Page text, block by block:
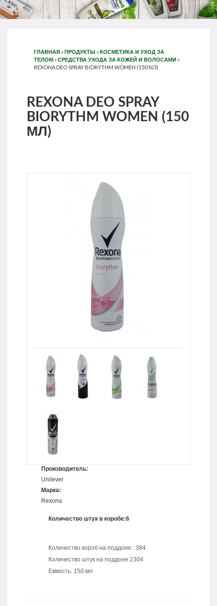
ГЛАВНАЯ »ПРОДУКТЫ »КОСМЕТИКА И УХОД ЗА
ТЕЛОМ »СРЕДСТВА УХОДА ЗА КОЖЕЙ И ВОЛОСАМИ »
REXONA DEO SPRAY BIORYTHM WOMEN (150 МЛ)
REXONA DEO SPRAY
BIORYTHM WOMEN (150
МЛ)
Производитель:
Unilever
Марка:
Rexona
Количество штук в коробе:6
Количество короб на поддоне : 384
Количество штук на поддоне:2304
Емкость: 150 мл